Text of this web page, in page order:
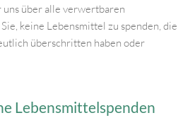
über alle verwertbaren
keine Lebensmittel zu spenden, die
überschritten haben oder
Lebensmittelspenden